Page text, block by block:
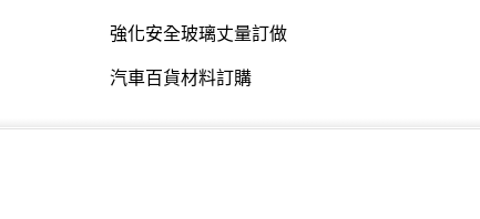
強化安全玻璃丈量訂做
汽車百貨材料訂購